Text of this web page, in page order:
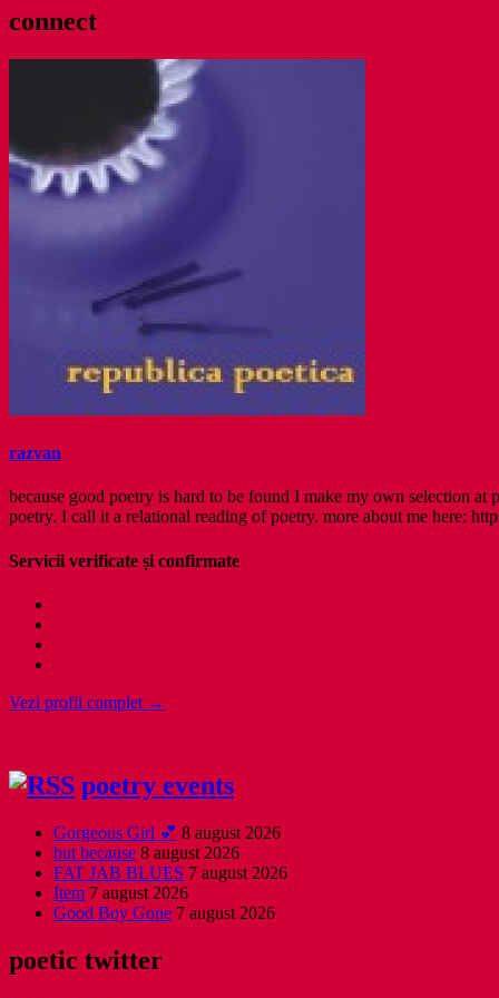
connect
razvan
because good poetry is hard to be found I make my own selection
poetry. I call it a relational reading of poetry. more about me here:
Servicii verificate și confirmate
Vezi profil complet →
poetry events
Gorgeous Girl 💕 8 august 2026
but because 8 august 2026
FAT JAB BLUES 7 august 2026
Item 7 august 2026
Good Boy Gone 7 august 2026
poetic twitter